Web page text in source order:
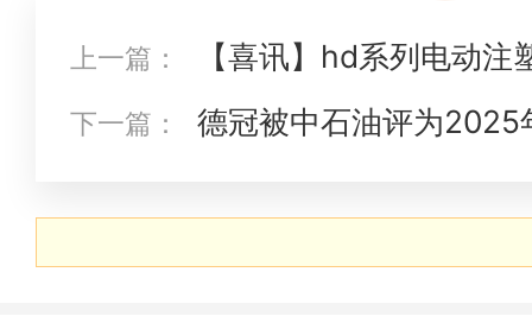
上一篇：
【喜讯】hd系列电动
东省名优高新技术产品” 认定
下一篇：
德冠被中石油评为2025